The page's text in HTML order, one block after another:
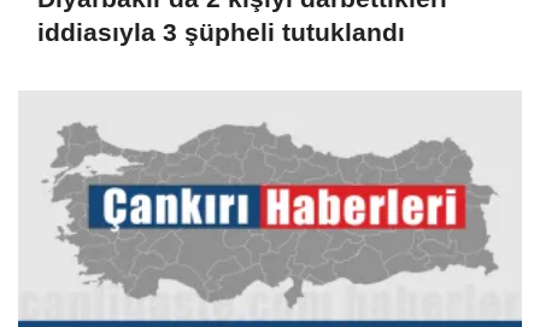
iddiasıyla 3 şüpheli tutuklandı